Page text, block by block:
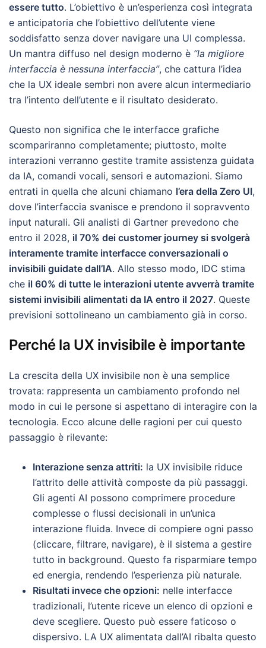
essere tutto. L’obiettivo è un’esperienza così integrata
e anticipatoria che l’obiettivo dell’utente viene
soddisfatto senza dover navigare una UI complessa.
Un mantra diffuso nel design moderno è “la migliore
interfaccia è nessuna interfaccia”, che cattura l’idea
che la UX ideale sembri non avere alcun intermediario
tra l’intento dell’utente e il risultato desiderato.
Questo non significa che le interfacce grafiche
scompariranno completamente; piuttosto, molte
interazioni verranno gestite tramite assistenza guidata
da IA, comandi vocali, sensori e automazioni. Siamo
entrati in quella che alcuni chiamano l’era della Zero UI,
dove l’interfaccia svanisce e prendono il sopravvento
input naturali. Gli analisti di Gartner prevedono che
entro il 2028, il 70% dei customer journey si svolgerà
interamente tramite interfacce conversazionali o
invisibili guidate dall’IA. Allo stesso modo, IDC stima
che il 60% di tutte le interazioni utente avverrà tramite
sistemi invisibili alimentati da IA entro il 2027. Queste
previsioni sottolineano un cambiamento già in corso.
Perché la UX invisibile è importante
La crescita della UX invisibile non è una semplice
trovata: rappresenta un cambiamento profondo nel
modo in cui le persone si aspettano di interagire con la
tecnologia. Ecco alcune delle ragioni per cui questo
passaggio è rilevante:
Interazione senza attriti: la UX invisibile riduce
l’attrito delle attività composte da più passaggi.
Gli agenti AI possono comprimere procedure
complesse o flussi decisionali in un’unica
interazione fluida. Invece di compiere ogni passo
(cliccare, filtrare, navigare), è il sistema a gestire
tutto in background. Questo fa risparmiare tempo
ed energia, rendendo l’esperienza più naturale.
Risultati invece che opzioni: nelle interfacce
tradizionali, l’utente riceve un elenco di opzioni e
deve scegliere. Questo può essere faticoso o
dispersivo. LA UX alimentata dall’AI ribalta questo